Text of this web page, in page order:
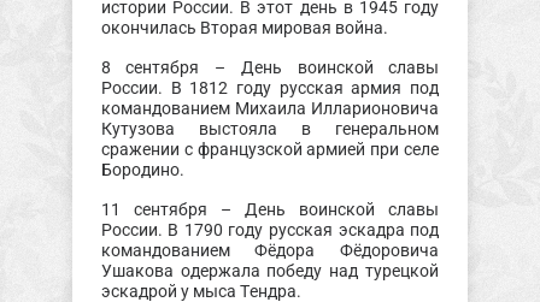
истории России. В этот день в 1945 году
окончилась Вторая мировая война.
8 сентября – День воинской славы
России. В 1812 году русская армия под
командованием Михаила Илларионовича
Кутузова выстояла в генеральном
сражении с французской армией при селе
Бородино.
11 сентября – День воинской славы
России. В 1790 году русская эскадра под
командованием Фёдора Фёдоровича
Ушакова одержала победу над турецкой
эскадрой у мыса Тендра.